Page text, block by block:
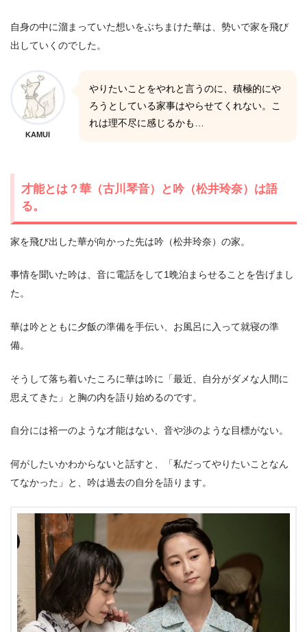
自身の中に溜まっていた想いをぶちまけた華は、勢いで家を飛び
出していくのでした。
KAMUI
やりたいことをやれと言うのに、積極的にや
ろうとしている家事はやらせてくれない。こ
れは理不尽に感じるかも…
才能とは？華（古川琴音）と吟（松井玲奈）は語
る。
家を飛び出した華が向かった先は吟（松井玲奈）の家。
事情を聞いた吟は、音に電話をして1晩泊まらせることを告げまし
た。
華は吟とともに夕飯の準備を手伝い、お風呂に入って就寝の準
備。
そうして落ち着いたころに華は吟に「最近、自分がダメな人間に
思えてきた」と胸の内を語り始めるのです。
自分には裕一のような才能はない、音や渉のような目標がない。
何がしたいかわからないと話すと、「私だってやりたいことなん
てなかった」と、吟は過去の自分を語ります。